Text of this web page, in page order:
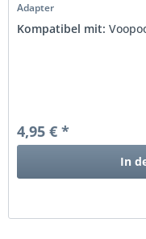
Adapter
Kompatibel mit:
4,95 € *
In